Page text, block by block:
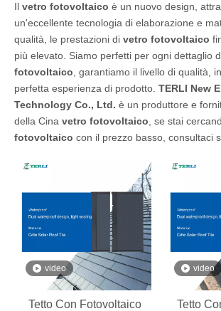
Il vetro fotovoltaico è un nuovo design,
un'eccellente tecnologia di elaborazione e
qualità, le prestazioni di vetro fotovoltaico
più elevato. Siamo perfetti per ogni dettaglio
fotovoltaico , garantiamo il livello di qualità,
perfetta esperienza di prodotto. TERLI New
Technology Co., Ltd. è un produttore e
della Cina vetro fotovoltaico , se stai
fotovoltaico con il prezzo basso, consultaci
video
Tetto Con Fotovoltaico
video
Tetto